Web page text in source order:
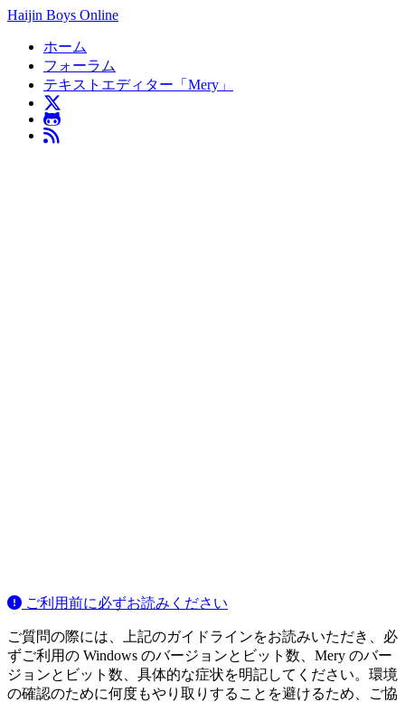
Haijin Boys Online
ホーム
フォーラム
テキストエディター「Mery」
ご利用前に必ずお読みください
ご質問の際には、上記のガイドラインをお読みいただき、必
ずご利用の Windows のバージョンとビット数、Mery のバー
ジョンとビット数、具体的な症状を明記してください。環境
の確認のために何度もやり取りすることを避けるため、ご協